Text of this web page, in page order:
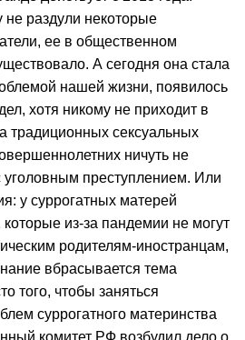
не раздули некоторые
ее в общественном
А сегодня она стала
нашей жизни, появилось
хотя никому не приходит в
традиционных сексуальных
ничуть не
уголовным преступлением. Или
у суррогатных матерей
из-за пандемии не могут
родителям-иностранцам,
вбрасывается тема
того, чтобы заняться
суррогатного материнства
комитет РФ возбудил дело о